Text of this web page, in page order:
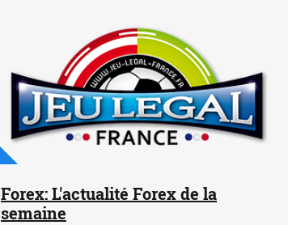
Forex: L'actualité Forex de la
semaine